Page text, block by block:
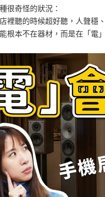
很奇怪的狀況：
裡聽的時候超好聽，人聲穩
根本不在器材，而是在「電